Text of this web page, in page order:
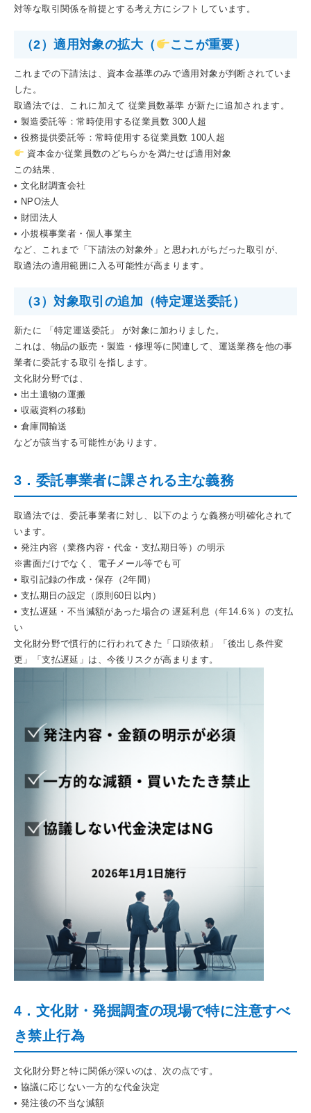
対等な取引関係を前提とする考え方にシフトしています。
（2）適用対象の拡大（ ここが重要）
これまでの下請法は、資本金基準のみで適用対象が判断されていま
した。
取適法では、これに加えて 従業員数基準 が新たに追加されます。
• 製造委託等：常時使用する従業員数 300人超
• 役務提供委託等：常時使用する従業員数 100人超
資本金か従業員数のどちらかを満たせば適用対象
この結果、
• 文化財調査会社
• NPO法人
• 財団法人
• 小規模事業者・個人事業主
など、これまで「下請法の対象外」と思われがちだった取引が、
取適法の適用範囲に入る可能性が高まります。
（3）対象取引の追加（特定運送委託）
新たに 「特定運送委託」 が対象に加わりました。
これは、物品の販売・製造・修理等に関連して、運送業務を他の事
業者に委託する取引を指します。
文化財分野では、
• 出土遺物の運搬
• 収蔵資料の移動
• 倉庫間輸送
などが該当する可能性があります。
3．委託事業者に課される主な義務
取適法では、委託事業者に対し、以下のような義務が明確化されて
います。
• 発注内容（業務内容・代金・支払期日等）の明示
※書面だけでなく、電子メール等でも可
• 取引記録の作成・保存（2年間）
• 支払期日の設定（原則60日以内）
• 支払遅延・不当減額があった場合の 遅延利息（年14.6％）の支払
い
文化財分野で慣行的に行われてきた「口頭依頼」「後出し条件変
更」「支払遅延」は、今後リスクが高まります。
4．文化財・発掘調査の現場で特に注意すべ
き禁止行為
文化財分野と特に関係が深いのは、次の点です。
• 協議に応じない一方的な代金決定
• 発注後の不当な減額